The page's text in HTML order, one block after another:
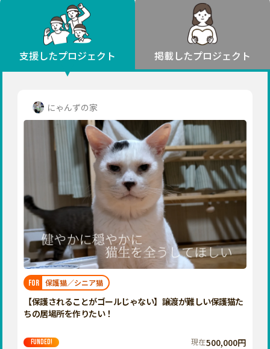
環境・エシカル
人権・マイノリティ
社会貢献
地域からさがす 北海道・東北
北海道
秋田
山形
福島
関東
茨城
栃木
群馬
千葉
神奈川
福島
茨城 栃木 群馬
千葉
東京
神奈川
新潟 富山 石川
長野
岐阜 静岡 愛知
滋賀 京都 大阪
兵庫
和歌山
中国
鳥取 島根 岡山 広島 山口
四国
徳島 香川 愛媛 高知
九州・沖縄
福岡 佐賀 長崎
宮崎
沖縄
支援したプロジェクト 掲載したプロジェクト
にゃんずの家
FOR 保護猫／シニア猫
【保護されることがゴールじゃない】譲渡が難しい保護猫た
ちの居場所を作りたい！
FUNDED! 現在500,000円